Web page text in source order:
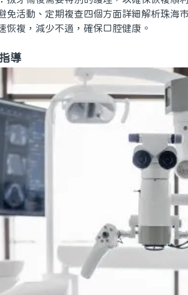
免活動、定期複查四個方面詳細解析珠海
恢複，減少不適，確保口腔健康。
導